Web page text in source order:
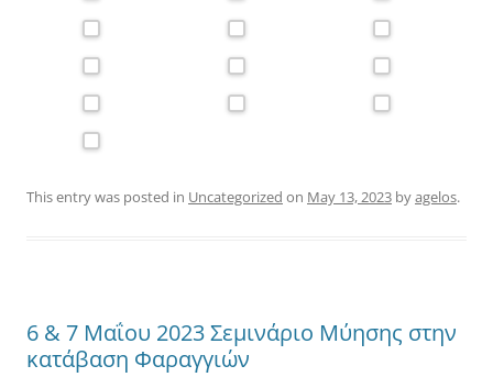
This entry was posted in Uncategorized on May 13, 2023 byagelos.
6 & 7 Μαΐου 2023 Σεμινάριο Μύησης στην
κατάβαση Φαραγγιών